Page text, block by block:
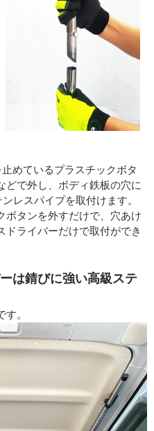
めているプラスチックボタ
どで外し、ボディ鉄板の穴に
レスパイプを取付けます。
ボタンを外すだけで、穴あけ
ドライバーだけで取付ができ
は錆びに強い高級ステ
。